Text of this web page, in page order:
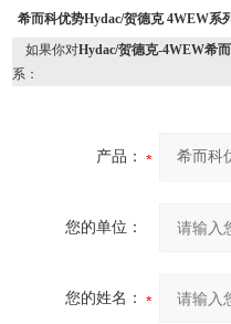
希而科优势Hydac/贺德克 4WEW系
如果你对Hydac/贺德克-4WEW希
系：
产品：
您的单位：
您的姓名：